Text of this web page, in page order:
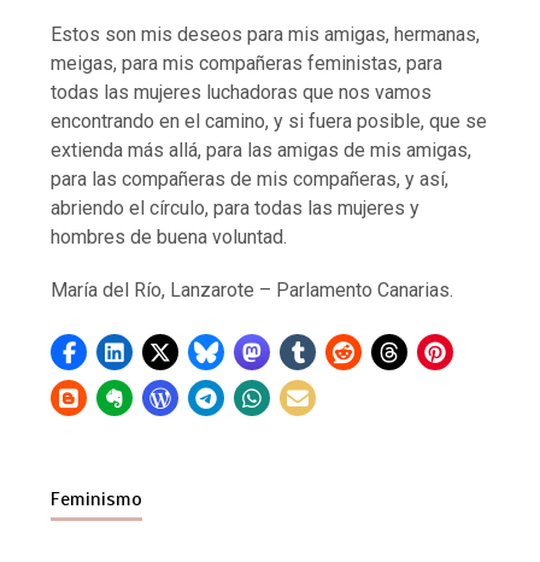
Estos son mis deseos para mis amigas, hermanas,
meigas, para mis compañeras feministas, para
todas las mujeres luchadoras que nos vamos
encontrando en el camino, y si fuera posible, que se
extienda más allá, para las amigas de mis amigas,
para las compañeras de mis compañeras, y así,
abriendo el círculo, para todas las mujeres y
hombres de buena voluntad.
María del Río, Lanzarote – Parlamento Canarias.
Feminismo